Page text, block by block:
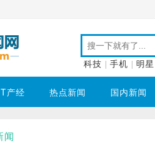
科技 手机 明星
产经 热点新闻 国内新闻
闻